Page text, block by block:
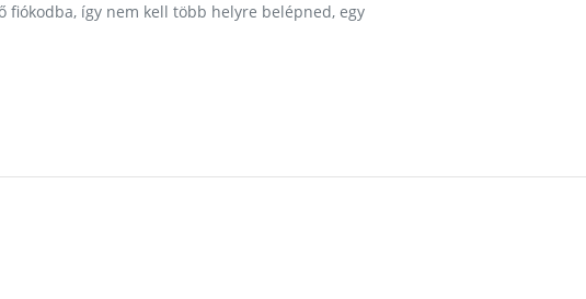
így nem kell több helyre belépned, egy